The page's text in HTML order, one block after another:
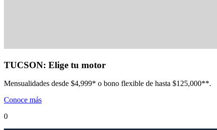
TUCSON: Elige tu motor
Mensualidades desde $4,999* o bono flexible de hasta $125,000**.
Conoce más
0